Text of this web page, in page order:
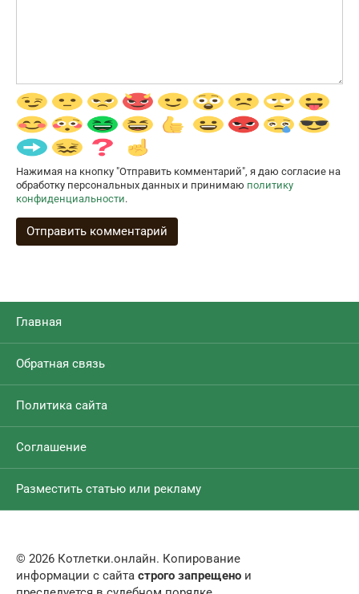
Нажимая на кнопку "Отправить комментарий", я даю согласие на
обработку персональных данных и принимаю политику
конфиденциальности.
Главная
Обратная связь
Политика сайта
Соглашение
Разместить статью или рекламу
© 2026 Котлетки.онлайн. Копирование
информации с сайта строго запрещено и